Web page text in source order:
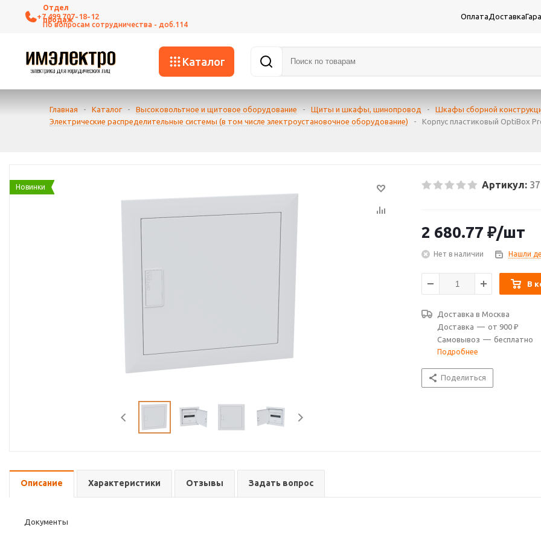
+7 499 707-18-12 ОплатаДоставка
Каталог
Главная - Каталог - Высоковольтное и щитовое оборудование - Щиты и шкафы, шинопровод - Шкафы сборной
Электрические распределительные системы (в том числе электроустановочное оборудование)
- Корпус пластиковый OptiBox
Новинки Артикул:
2 680.77 ₽/шт
Нет в наличии Нашли
В
Доставка в Москва
Доставка — от 900 ₽
Самовывоз — бесплатно
Подробнее
Поделиться
Описание Характеристики Отзывы Задать вопрос
Документы